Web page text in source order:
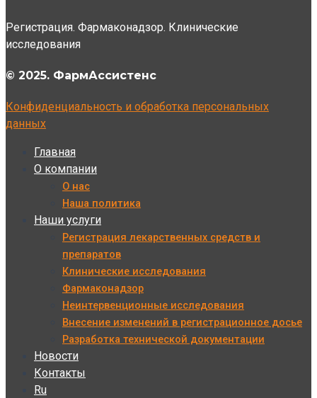
Регистрация. Фармаконадзор. Клинические
исследования
© 2025. ФармАссистенс
Конфиденциальность и обработка персональных
данных
Главная
О компании
О нас
Наша политика
Наши услуги
Регистрация лекарственных средств и
препаратов
Клинические исследования
Фармаконадзор
Неинтервенционные исследования
Внесение изменений в регистрационное досье
Разработка технической документации
Новости
Контакты
Ru